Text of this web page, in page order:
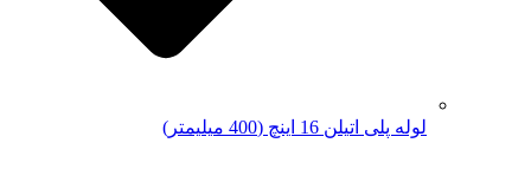
لوله پلی اتیلن 16 اینچ (400 میلیمتر)